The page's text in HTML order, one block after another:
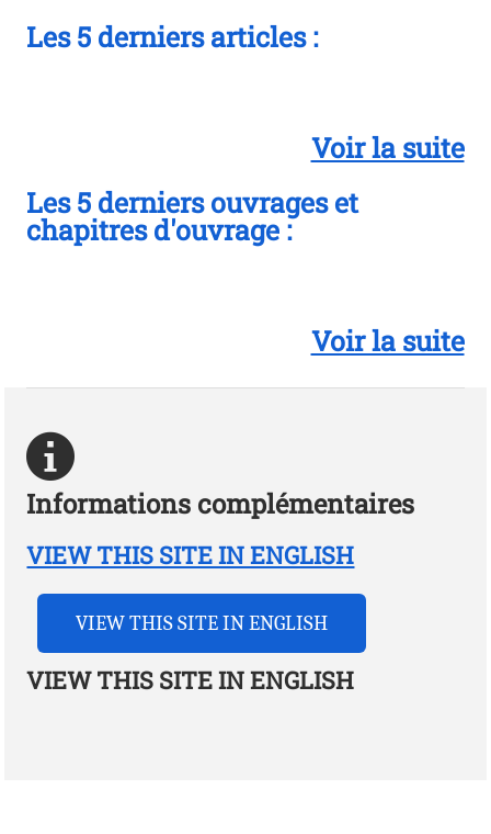
Les 5 derniers articles :
Voir la suite
Les 5 derniers ouvrages et
chapitres d'ouvrage :
Voir la suite
Informations complémentaires
VIEW THIS SITE IN ENGLISH
VIEW THIS SITE IN ENGLISH
VIEW THIS SITE IN ENGLISH